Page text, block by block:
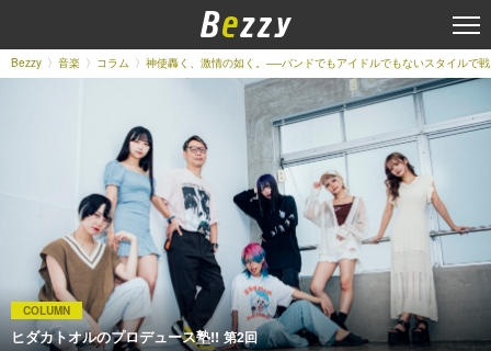
Bezzy 音楽 コラム 神使轟く、激情の如く。──バンドでもアイドルでもないスタイルで
COLUMN
ヒダカトオルのプロデュース塾!!第2回